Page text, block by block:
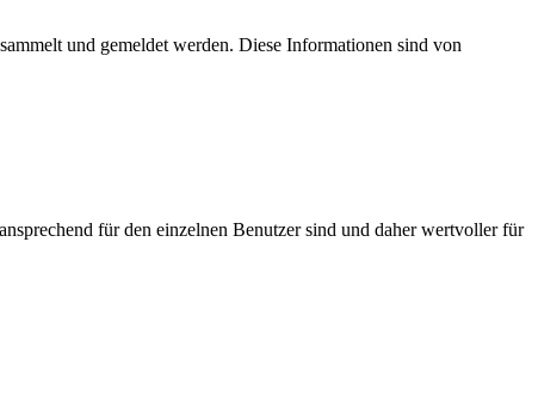
und gemeldet werden. Diese Informationen sind von
für den einzelnen Benutzer sind und daher wertvoller für